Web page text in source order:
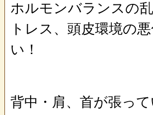
ホルモンバランスの
トレス、頭皮環境の
い！
背中・肩、首が張っ